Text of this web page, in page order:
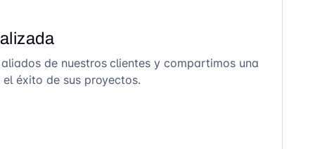
de nuestros clientes y compartimos una
éxito de sus proyectos.